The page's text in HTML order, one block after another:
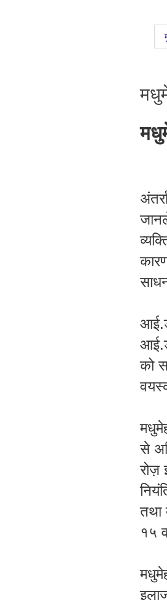
आई.
आई.
को
से
रोज़
तथा
१५